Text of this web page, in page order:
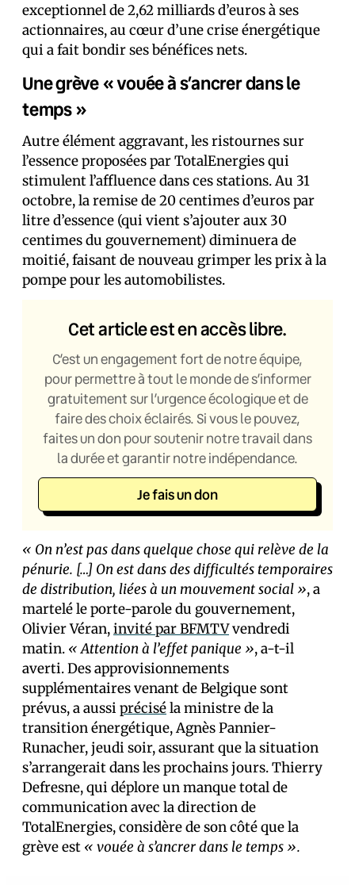
exceptionnel de 2,62 milliards d’euros à ses
actionnaires, au cœur d’une crise énergétique
qui a fait bondir ses bénéfices nets.
Une grève « vouée à s’ancrer dans le
temps »
Autre élément aggravant, les ristournes sur
l’essence proposées par TotalEnergies qui
stimulent l’affluence dans ces stations. Au 31
octobre, la remise de 20 centimes d’euros par
litre d’essence (qui vient s’ajouter aux 30
centimes du gouvernement) diminuera de
moitié, faisant de nouveau grimper les prix à la
pompe pour les automobilistes.
Cet article est en accès libre.
C’est un engagement fort de notre équipe,
pour permettre à tout le monde de s’informer
gratuitement sur l’urgence écologique et de
faire des choix éclairés. Si vous le pouvez,
faites un don pour soutenir notre travail dans
la durée et garantir notre indépendance.
Je fais un don
« On n’est pas dans quelque chose qui relève de la
pénurie. […] On est dans des difficultés temporaires
de distribution, liées à un mouvement social », a
martelé le porte-parole du gouvernement,
Olivier Véran,invité par BFMTVvendredi
matin. « Attention à l’effet panique », a-t-il
averti. Des approvisionnements
supplémentaires venant de Belgique sont
prévus, a aussi préciséla ministre de la
transition énergétique, Agnès Pannier-
Runacher, jeudi soir, assurant que la situation
s’arrangerait dans les prochains jours. Thierry
Defresne, qui déplore un manque total de
communication avec la direction de
TotalEnergies, considère de son côté que la
grève est « vouée à s’ancrer dans le temps ».